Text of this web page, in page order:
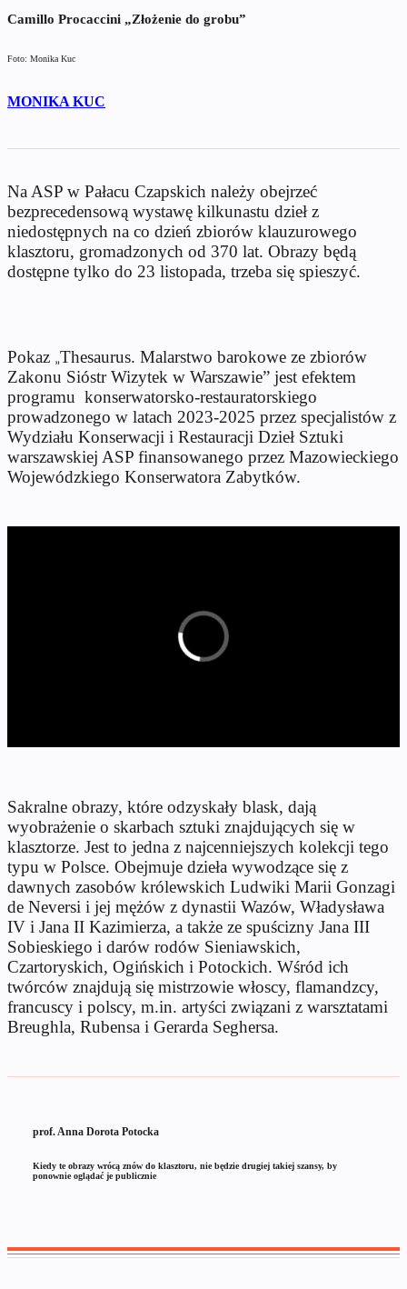
Camillo Procaccini „Złożenie do grobu”
Foto: Monika Kuc
MONIKA KUC
Na ASP w Pałacu Czapskich należy obejrzeć
bezprecedensową wystawę kilkunastu dzieł z
niedostępnych na co dzień zbiorów klauzurowego
klasztoru, gromadzonych od 370 lat. Obrazy będą
dostępne tylko do 23 listopada, trzeba się spieszyć.
Pokaz „Thesaurus. Malarstwo barokowe ze zbiorów
Zakonu Sióstr Wizytek w Warszawie” jest efektem
programu konserwatorsko-restauratorskiego
prowadzonego w latach 2023-2025 przez specjalistów z
Wydziału Konserwacji i Restauracji Dzieł Sztuki
warszawskiej ASP finansowanego przez Mazowieckiego
Wojewódzkiego Konserwatora Zabytków.
Sakralne obrazy, które odzyskały blask, dają
wyobrażenie o skarbach sztuki znajdujących się w
klasztorze. Jest to jedna z najcenniejszych kolekcji tego
typu w Polsce. Obejmuje dzieła wywodzące się z
dawnych zasobów królewskich Ludwiki Marii Gonzagi
de Neversi i jej mężów z dynastii Wazów, Władysława
IV i Jana II Kazimierza, a także ze spuścizny Jana III
Sobieskiego i darów rodów Sieniawskich,
Czartoryskich, Ogińskich i Potockich. Wśród ich
twórców znajdują się mistrzowie włoscy, flamandzcy,
francuscy i polscy, m.in. artyści związani z warsztatami
Breughla, Rubensa i Gerarda Seghersa.
prof. Anna Dorota Potocka
Kiedy te obrazy wrócą znów do klasztoru, nie będzie drugiej takiej szansy, by
ponownie oglądać je publicznie